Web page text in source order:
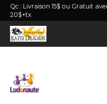
Qc : Livraison 15$ ou Gratuit
20$+tx
Ludonaute